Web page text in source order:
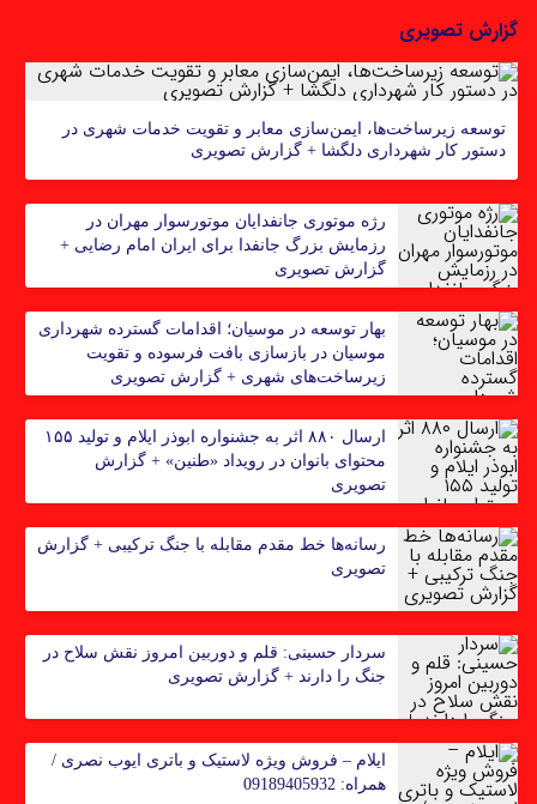
گزارش تصویری
توسعه زیرساخت‌ها، ایمن‌سازی معابر و تقویت خدمات شهری در
دستور کار شهرداری دلگشا + گزارش تصویری
رژه موتوری جانفدایان موتورسوار مهران در
رزمایش بزرگ جانفدا برای ایران امام رضایی +
گزارش تصویری
بهار توسعه در موسیان؛ اقدامات گسترده شهرداری
موسیان در بازسازی بافت فرسوده و تقویت
زیرساخت‌های شهری + گزارش تصویری
ارسال ۸۸۰ اثر به جشنواره ابوذر ایلام و تولید ۱۵۵
محتوای بانوان در رویداد «طنین» + گزارش
تصویری
رسانه‌ها خط مقدم مقابله با جنگ ترکیبی + گزارش
تصویری
سردار حسینی: قلم و دوربین امروز نقش سلاح در
جنگ را دارند + گزارش تصویری
ایلام – فروش ویژه لاستیک و باتری ایوب نصری‌ /
همراه: 09189405932